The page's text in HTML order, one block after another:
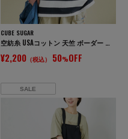
CUBE SUGAR
空紡糸 USAコットン 天竺 ボーダー ボトル入り 脇スリット チュニック ボトルTee
¥2,200（税込） 50%OFF
SALE